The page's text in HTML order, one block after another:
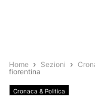
Home Sezioni
fiorentina
Cronaca & Politica